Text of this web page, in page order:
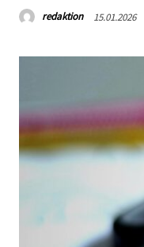
redaktion 15.01.2026